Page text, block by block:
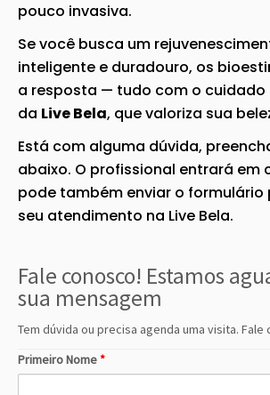
pouco invasiva.
Se você busca um
inteligente e duradouro, os
a resposta — tudo com o cuidado
da Live Bela, que valoriza sua
Está com alguma dúvida,
abaixo. O profissional entrará em
pode também enviar o formulário
seu atendimento na Live Bela.
Fale conosco! Estamos
sua mensagem
Tem dúvida ou precisa agenda uma visita. Fale
Primeiro Nome*